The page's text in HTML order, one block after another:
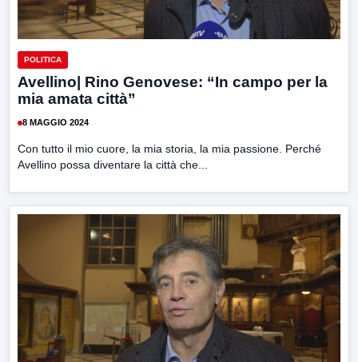
POLITICA
Avellino| Rino Genovese: “In campo per la
mia amata città”
8 MAGGIO 2024
Con tutto il mio cuore, la mia storia, la mia passione. Perché
Avellino possa diventare la città che...